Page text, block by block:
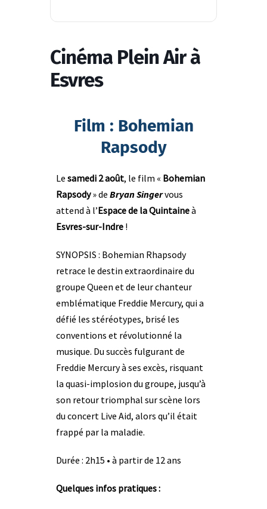
Cinéma Plein Air à
Esvres
Film : Bohemian
Rapsody
Le samedi 2 août, le film « Bohemian
Rapsody» de Bryan Singervous
attend à l’Espace de la Quintaineà
Esvres-sur-Indre !
SYNOPSIS : Bohemian Rhapsody
retrace le destin extraordinaire du
groupe Queen et de leur chanteur
emblématique Freddie Mercury, qui a
défié les stéréotypes, brisé les
conventions et révolutionné la
musique. Du succès fulgurant de
Freddie Mercury à ses excès, risquant
la quasi-implosion du groupe, jusqu’à
son retour triomphal sur scène lors
du concert Live Aid, alors qu’il était
frappé par la maladie.
Durée : 2h15 • à partir de 12 ans
Quelques infos pratiques :